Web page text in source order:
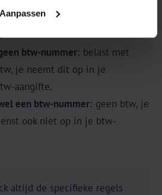
Aanpassen
btw-nummer: belast met
je neemt dit op in je
aangifte.
een btw-nummer: geen btw, je
ook niet op in je btw-
altijd de specifieke regels